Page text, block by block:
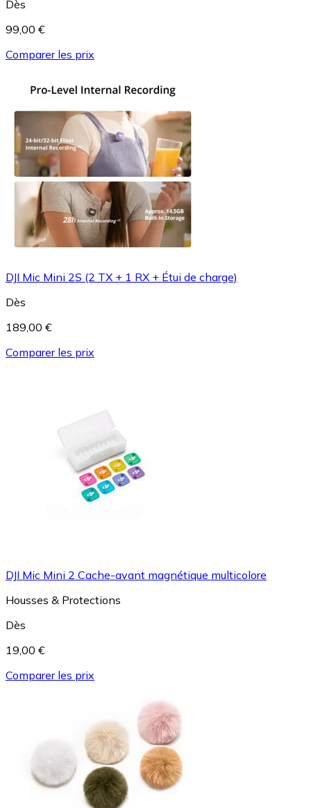
Dès
99,00 €
Comparer les prix
DJI Mic Mini 2S (2 TX + 1 RX + Étui de charge)
Dès
189,00 €
Comparer les prix
DJI Mic Mini 2 Cache-avant magnétique multicolore
Housses & Protections
Dès
19,00 €
Comparer les prix